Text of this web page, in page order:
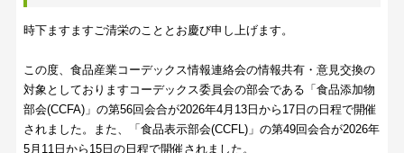
時下ますますご清栄のこととお慶び申し上げます。
この度、食品産業コーデックス情報連絡会の情報共有・意見交換の
対象としておりますコーデックス委員会の部会である「食品添加物
部会(CCFA)」の第56回会合が2026年4月13日から17日の日程で開催
されました。また、「食品表示部会(CCFL)」の第49回会合が2026年
5月11日から15日の日程で開催されました。